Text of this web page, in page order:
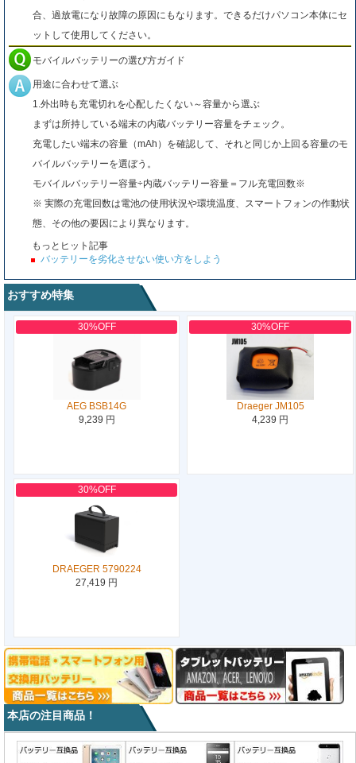
合、過放電になり故障の原因にもなります。できるだけパソコン本体にセ
ットして使用してください。
モバイルバッテリーの選び方ガイド
用途に合わせて選ぶ
1.外出時も充電切れを心配したくない～容量から選ぶ
まずは所持している端末の内蔵バッテリー容量をチェック。
充電したい端末の容量（mAh）を確認して、それと同じか上回る容量のモ
バイルバッテリーを選ぼう。
モバイルバッテリー容量÷内蔵バッテリー容量＝フル充電回数※
※ 実際の充電回数は電池の使用状況や環境温度、スマートフォンの作動状
態、その他の要因により異なります。
もっとヒット記事
バッテリーを劣化させない使い方をしよう
おすすめ特集
30%OFF
AEG BSB14G
9,239 円
30%OFF
Draeger JM105
4,239 円
30%OFF
DRAEGER 5790224
27,419 円
本店の注目商品！